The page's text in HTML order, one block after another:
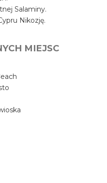
Salaminy.
Nikozję.
MIEJSC